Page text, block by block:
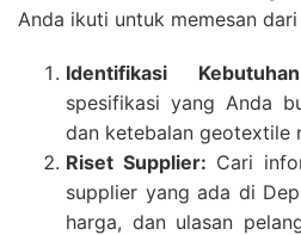
Anda ikuti untuk memesan
Identifikasi
spesifikasi yang Anda
dan ketebalan geotextile
Riset Supplier: Cari
supplier yang ada di
harga, dan ulasan